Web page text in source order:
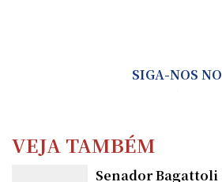
SIGA-NOS NO
VEJA TAMBÉM